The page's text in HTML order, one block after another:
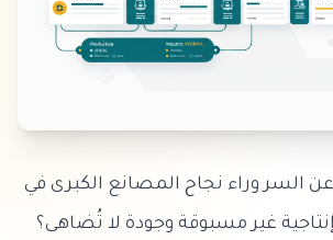
السر وراء نجاح المصانع الكبرى في
غير مسبوقة وجودة لا تُضاهى؟